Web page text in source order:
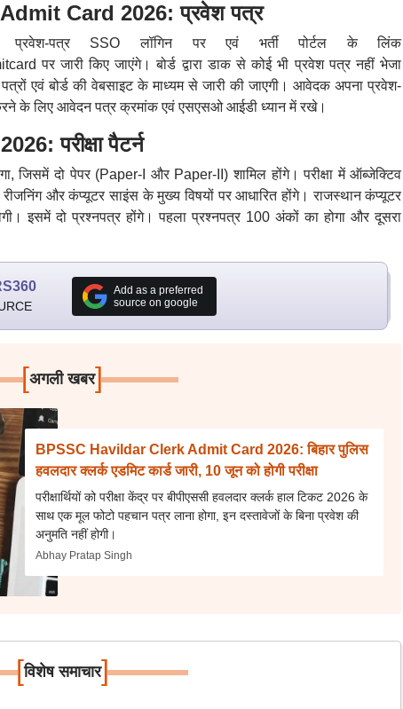
Card 2026: प्रवेश पत्र
प्रवेश-पत्र SSO लॉगिन पर एवं भर्ती पोर्टल के लिंक
पर जारी किए जाएंगे। बोर्ड द्वारा डाक से कोई भी प्रवेश पत्र नहीं भेजा
एवं बोर्ड की वेबसाइट के माध्यम से जारी की जाएगी। आवेदक अपना प्रवेश-
के लिए आवेदन पत्र क्रमांक एवं एसएसओ आईडी ध्यान में रखे।
परीक्षा पैटर्न
जिसमें दो पेपर (Paper-I और Paper-II) शामिल होंगे। परीक्षा में ऑब्जेक्टिव
और कंप्यूटर साइंस के मुख्य विषयों पर आधारित होंगे। राजस्थान कंप्यूटर
इसमें दो प्रश्नपत्र होंगे। पहला प्रश्नपत्र 100 अंकों का होगा और दूसरा
Add as a preferred
source on google
[अगली खबर]
BPSSC Havildar Clerk Admit Card 2026: बिहार पुलिस
हवलदार क्लर्क एडमिट कार्ड जारी, 10 जून को होगी परीक्षा
परीक्षार्थियों को परीक्षा केंद्र पर बीपीएससी हवलदार क्लर्क हाल टिकट 2026 के
साथ एक मूल फोटो पहचान पत्र लाना होगा, इन दस्तावेजों के बिना प्रवेश की
अनुमति नहीं होगी।
Abhay Pratap Singh
[विशेष समाचार]